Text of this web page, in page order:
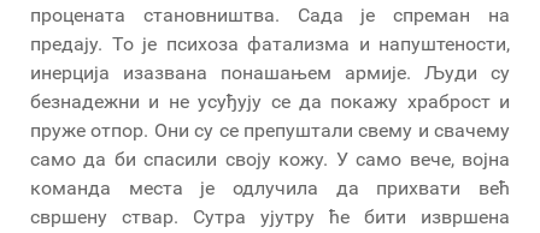
процената становништва. Сада је спреман на
предају. То је психоза фатализма и напуштености,
инерција изазвана понашањем армије. Људи су
безнадежни и не усуђују се да покажу храброст и
пруже отпор. Они су се препуштали свему и свачему
само да би спасили своју кожу. У само вече, војна
команда места је одлучила да прихвати већ
свршену ствар. Сутра ујутру ће бити извршена